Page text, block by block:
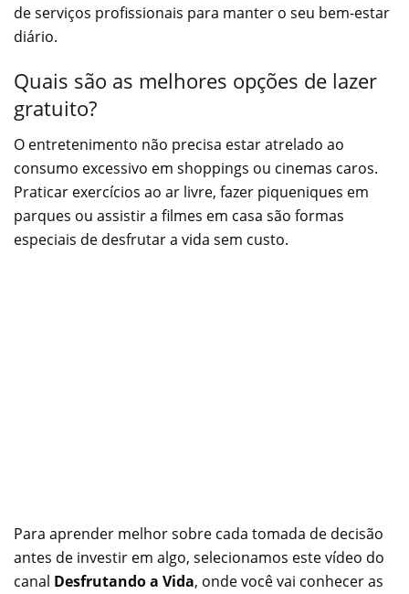
de serviços profissionais para manter o seu bem-estar
diário.
Quais são as melhores opções de lazer
gratuito?
O entretenimento não precisa estar atrelado ao
consumo excessivo em shoppings ou cinemas caros.
Praticar exercícios ao ar livre, fazer piqueniques em
parques ou assistir a filmes em casa são formas
especiais de desfrutar a vida sem custo.
Para aprender melhor sobre cada tomada de decisão
antes de investir em algo, selecionamos este vídeo do
canal Desfrutando a Vida, onde você vai conhecer as